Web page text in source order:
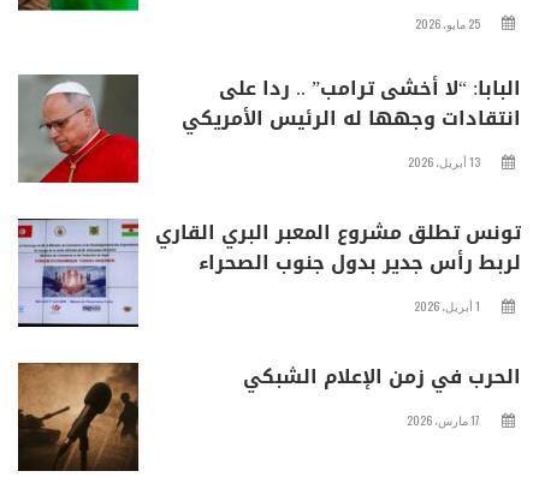
25 مايو، 2026
البابا: “لا أخشى ترامب” .. ردا على
انتقادات وجهها له الرئيس الأمريكي
13 أبريل، 2026
تونس تطلق مشروع المعبر البري القاري
لربط رأس جدير بدول جنوب الصحراء
1 أبريل، 2026
الحرب في زمن الإعلام الشبكي
17 مارس، 2026